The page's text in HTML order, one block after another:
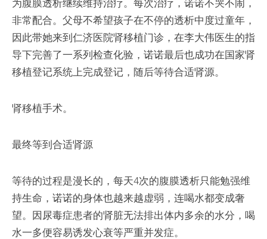
为腹膜透析继续维持治疗。每次治疗，诺诺不哭不闹，
非常配合。父母不希望孩子在不停的透析中度过童年，
因此带她来到仁济医院肾移植门诊，在李大伟医生的指
导下完善了一系列检查化验，诺诺最后也成功在国家肾
移植登记系统上完成登记，随后等待合适肾源。
肾移植手术。
最终等到合适肾源
等待的过程是漫长的，每天4次的腹膜透析只能勉强维
持生命，诺诺的身体也越来越虚弱，连喝水都变成奢
望。因尿毒症患者的肾脏无法排出体内多余的水分，喝
水一多便容易诱发心衰等严重并发症。